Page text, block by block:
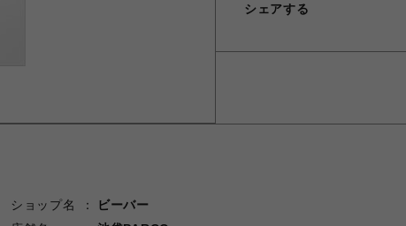
シェアする
ショップ名
ビーバー